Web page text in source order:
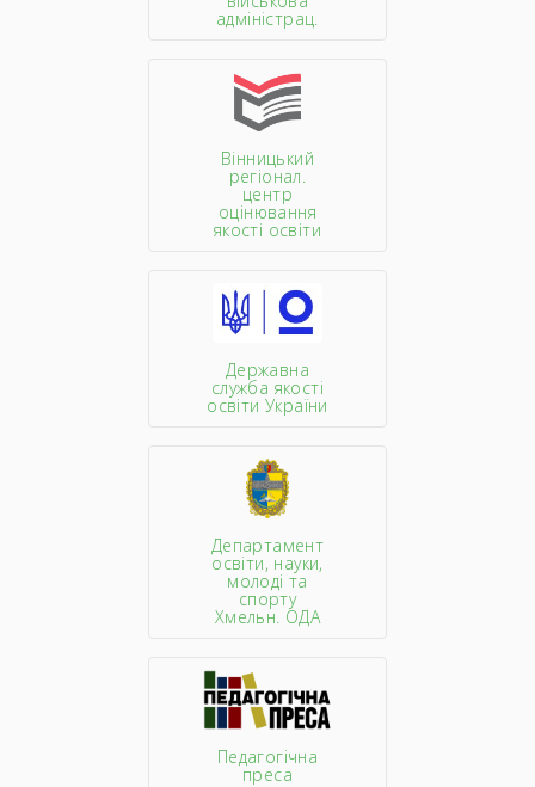
адміністрац.
Вінницький
регіонал.
центр
оцінювання
якості освіти
Державна
служба якості
освіти України
Департамент
освіти, науки,
молоді та
спорту
Хмельн. ОДА
Педагогічна
преса